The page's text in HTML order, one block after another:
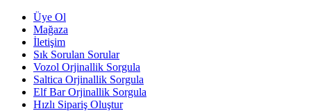
Üye Ol
Mağaza
İletişim
Sık Sorulan Sorular
Vozol Orjinallik Sorgula
Saltica Orjinallik Sorgula
Elf Bar Orjinallik Sorgula
Hızlı Sipariş Oluştur